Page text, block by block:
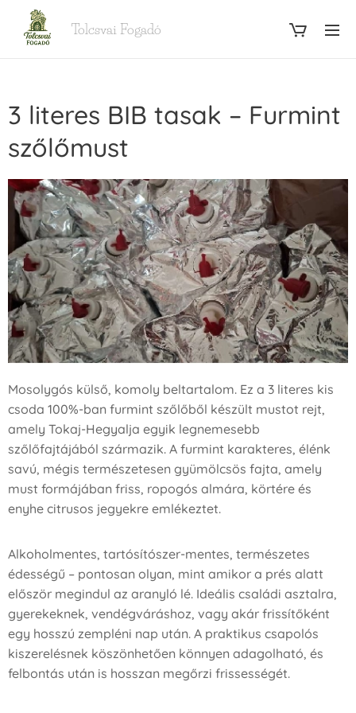
Tolcsvai Fogadó
3 literes BIB tasak – Furmint
szőlőmust
Mosolygós külső, komoly beltartalom. Ez a 3 literes kis
csoda 100%-ban furmint szőlőből készült mustot rejt,
amely Tokaj-Hegyalja egyik legnemesebb
szőlőfajtájából származik. A furmint karakteres, élénk
savú, mégis természetesen gyümölcsös fajta, amely
must formájában friss, ropogós almára, körtére és
enyhe citrusos jegyekre emlékeztet.
Alkoholmentes, tartósítószer-mentes, természetes
édességű – pontosan olyan, mint amikor a prés alatt
először megindul az aranyló lé. Ideális családi asztalra,
gyerekeknek, vendégváráshoz, vagy akár frissítőként
egy hosszú zempléni nap után. A praktikus csapolós
kiszerelésnek köszönhetően könnyen adagolható, és
felbontás után is hosszan megőrzi frissességét.